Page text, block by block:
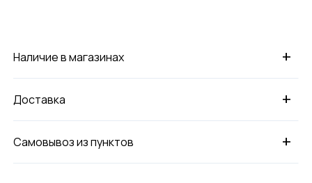
+
Наличие в магазинах
+
Доставка
+
Самовывоз из пунктов